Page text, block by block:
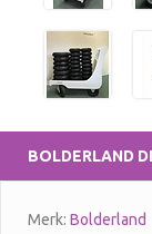
BOLDERLAND
Merk: Bolderland